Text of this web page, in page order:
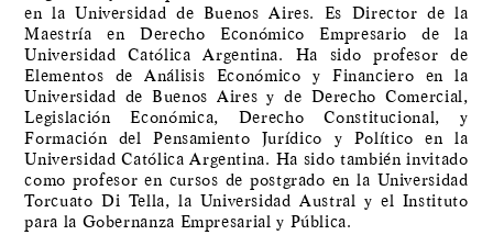
en la Universidad de Buenos Aires. Es Director de la
Maestría en Derecho Económico Empresario de la
Universidad Católica Argentina. Ha sido profesor de
Elementos de Análisis Económico y Financiero en la
Universidad de Buenos Aires y de Derecho Comercial,
Legislación Económica, Derecho Constitucional, y
Formación del Pensamiento Jurídico y Político en la
Universidad Católica Argentina. Ha sido también invitado
como profesor en cursos de postgrado en la Universidad
Torcuato Di Tella, la Universidad Austral y el Instituto
para la Gobernanza Empresarial y Pública.